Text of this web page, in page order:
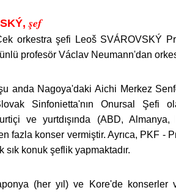
şef
orkestra şefi Leoš SVÁROVSKÝ
profesör Václav Neumann'dan
anda Nagoya'daki Aichi Merkez
Sinfonietta'nın Onursal Şefi
ve yurtdışında (ABD, Almanya,
fazla konser vermiştir. Ayrıca, PKF -
sık konuk şeflik yapmaktadır.
(her yıl) ve Kore'de konserler